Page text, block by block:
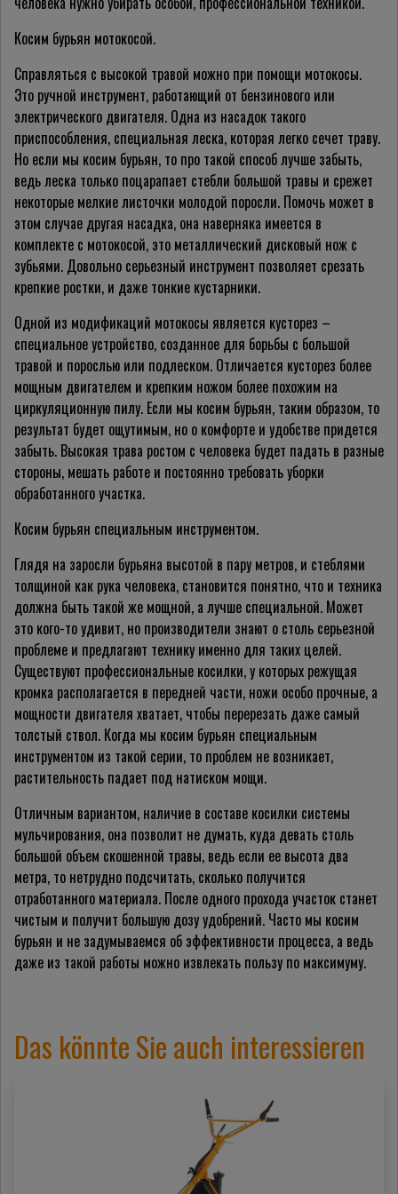
Косим бурьян мотокосой.
Справляться с высокой травой можно при помощи мотокосы.
Это ручной инструмент, работающий от бензинового или
электрического двигателя. Одна из насадок такого
приспособления, специальная леска, которая легко сечет траву.
Но если мы косим бурьян, то про такой способ лучше забыть,
ведь леска только поцарапает стебли большой травы и срежет
некоторые мелкие листочки молодой поросли. Помочь может в
этом случае другая насадка, она наверняка имеется в
комплекте с мотокосой, это металлический дисковый нож с
зубьями. Довольно серьезный инструмент позволяет срезать
крепкие ростки, и даже тонкие кустарники.
Одной из модификаций мотокосы является кусторез –
специальное устройство, созданное для борьбы с большой
травой и порослью или подлеском. Отличается кусторез более
мощным двигателем и крепким ножом более похожим на
циркуляционную пилу. Если мы косим бурьян, таким образом, то
результат будет ощутимым, но о комфорте и удобстве придется
забыть. Высокая трава ростом с человека будет падать в разные
стороны, мешать работе и постоянно требовать уборки
обработанного участка.
Косим бурьян специальным инструментом.
Глядя на заросли бурьяна высотой в пару метров, и стеблями
толщиной как рука человека, становится понятно, что и техника
должна быть такой же мощной, а лучше специальной. Может
это кого-то удивит, но производители знают о столь серьезной
проблеме и предлагают технику именно для таких целей.
Существуют профессиональные косилки, у которых режущая
кромка располагается в передней части, ножи особо прочные, а
мощности двигателя хватает, чтобы перерезать даже самый
толстый ствол. Когда мы косим бурьян специальным
инструментом из такой серии, то проблем не возникает,
растительность падает под натиском мощи.
Отличным вариантом, наличие в составе косилки системы
мульчирования, она позволит не думать, куда девать столь
большой объем скошенной травы, ведь если ее высота два
метра, то нетрудно подсчитать, сколько получится
отработанного материала. После одного прохода участок станет
чистым и получит большую дозу удобрений. Часто мы косим
бурьян и не задумываемся об эффективности процесса, а ведь
даже из такой работы можно извлекать пользу по максимуму.
Das könnte Sie auch interessieren